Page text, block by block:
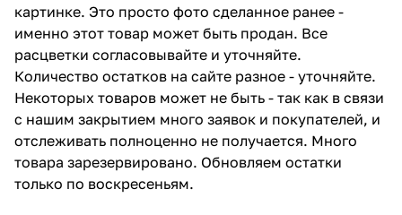
картинке. Это просто фото сделанное ранее -
именно этот товар может быть продан. Все
расцветки согласовывайте и уточняйте.
Количество остатков на сайте разное - уточняйте.
Некоторых товаров может не быть - так как в связи
с нашим закрытием много заявок и покупателей, и
отслеживать полноценно не получается. Много
товара зарезервировано. Обновляем остатки
только по воскресеньям.